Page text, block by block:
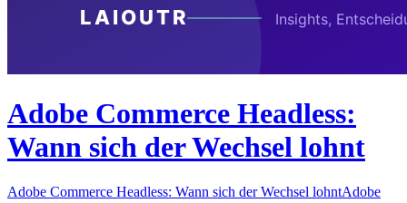
Adobe Commerce Headless:
Wann sich der Wechsel lohnt
Adobe Commerce Headless: Wann sich der Wechsel lohntAdobe